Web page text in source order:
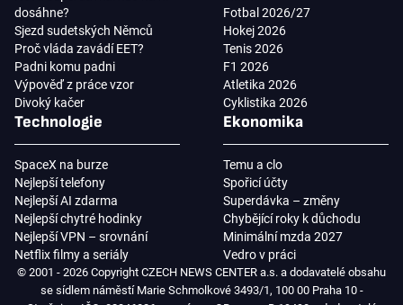
dosáhne?
Sjezd sudetských Němců
Proč vláda zavádí EET?
Padni komu padni
Výpověď z práce vzor
Divoký kačer
Fotbal 2026/27
Hokej 2026
Tenis 2026
F1 2026
Atletika 2026
Cyklistika 2026
Technologie
SpaceX na burze
Nejlepší telefony
Nejlepší AI zdarma
Nejlepší chytré hodinky
Nejlepší VPN – srovnání
Netflix filmy a seriály
Ekonomika
Temu a clo
Spořicí účty
Superdávka – změny
Chybějící roky k důchodu
Minimální mzda 2027
Vedro v práci
© 2001 - 2026 Copyright CZECH NEWS CENTER a.s. a dodavatelé obsahu
se sídlem náměstí Marie Schmolkové 3493/1, 100 00 Praha 10 -